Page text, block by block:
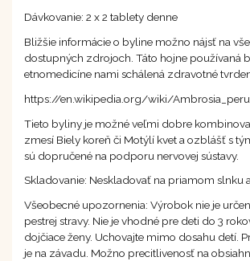
Dávkovanie: 2 x 2 tablety denne
Bližšie informácie o byline možno nájsť na
dostupných zdrojoch. Táto hojne používaná
etnomedicíne nami schálená zdravotné
https://en.wikipedia.org/wiki/
Tieto byliny je možné veľmi dobre
zmesí Biely koreň či Motýlí kvet a ozblášť s
sú dopručené na podporu nervovej sústavy.
Skladovanie: Neskladovať na priamom slnku
Všeobecné upozornenia: Výrobok nie je
pestrej stravy. Nie je vhodné pre deti do 3
dojčiace ženy. Uchovajte mimo dosahu detí.
je na závadu. Možno precitlivenosť na